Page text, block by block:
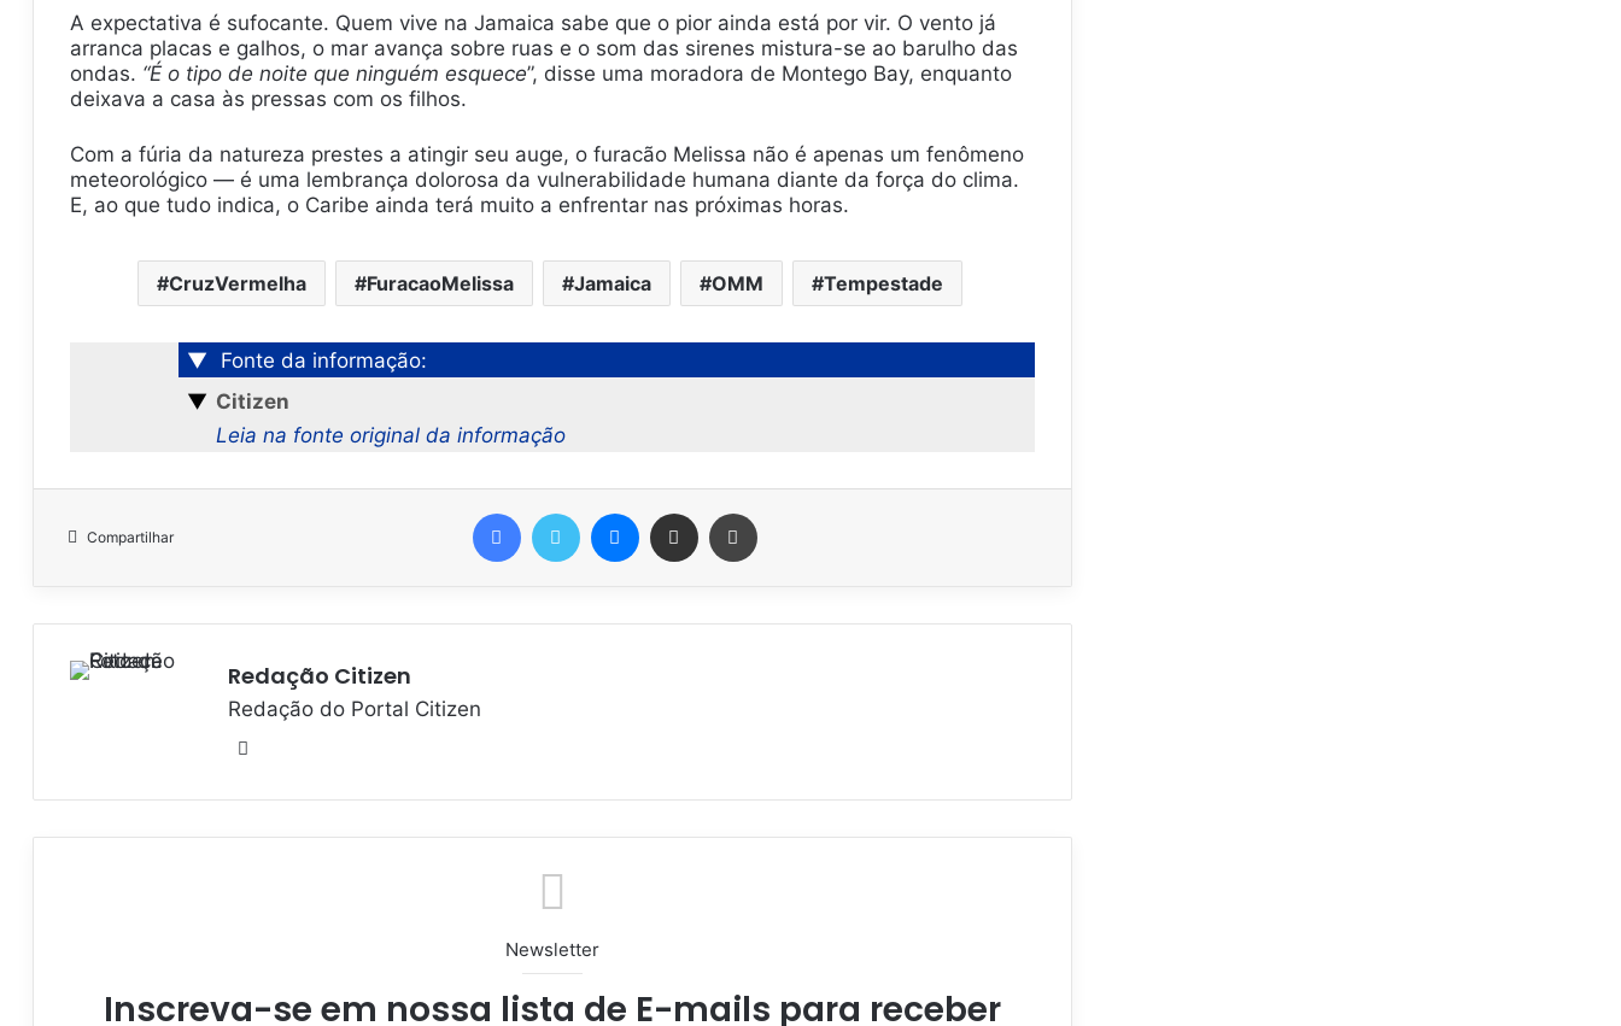
A expectativa é sufocante. Quem vive na Jamaica sabe que o pior ainda está por vir. O vento já
arranca placas e galhos, o mar avança sobre ruas e o som das sirenes mistura-se ao barulho das
ondas. “É o tipo de noite que ninguém esquece”, disse uma moradora de Montego Bay, enquanto
deixava a casa às pressas com os filhos.
Com a fúria da natureza prestes a atingir seu auge, o furacão Melissa não é apenas um fenômeno
meteorológico — é uma lembrança dolorosa da vulnerabilidade humana diante da força do clima.
E, ao que tudo indica, o Caribe ainda terá muito a enfrentar nas próximas horas.
CruzVermelha FuracaoMelissa Jamaica OMM Tempestade
▼
Fonte da informação:
▼ Citizen
Leia na fonte original da informação
Compartilhar
Redação Citizen
Redação do Portal Citizen
b
s
Newsletter
Inscreva-se em nossa lista de E-mails para receber